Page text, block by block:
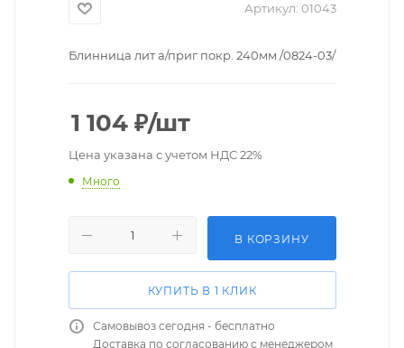
Артикул: 01043
Блинница лит а/приг покр. 240мм /0824-03/
1 104₽/шт
Цена указана с учетом НДС 22%
Много
В КОРЗИНУ
КУПИТЬ В 1 КЛИК
Самовывоз сегодня - бесплатно
Доставка по согласованию с менеджером